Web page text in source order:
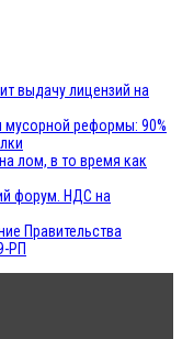
выдачу лицензий на
мусорной реформы: 90%
лом, в то время как
форум. НДС на
Правительства
РП